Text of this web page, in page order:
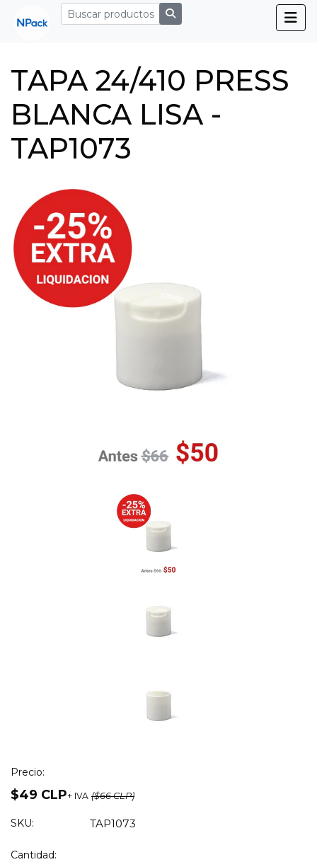
TAPA 24/410 PRESS
BLANCA LISA -
TAP1073
Precio:
$49 CLP+ IVA ($66 CLP)
SKU: TAP1073
Cantidad: